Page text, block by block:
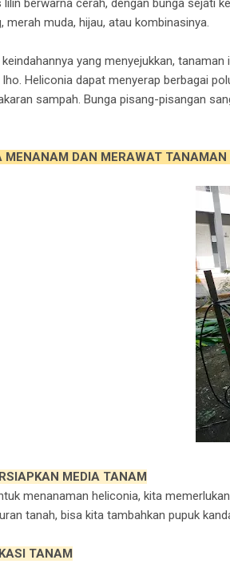
merah muda, hijau, atau kombinasinya.
keindahannya yang menyejukkan,
lho. Heliconia dapat menyerap berbagai
sampah. Bunga pisang-pisangan
MENANAM DAN MERAWAT TANAMAN
MEDIA TANAM
menanaman heliconia, kita
tanah, bisa kita tambahkan pupuk
TANAM